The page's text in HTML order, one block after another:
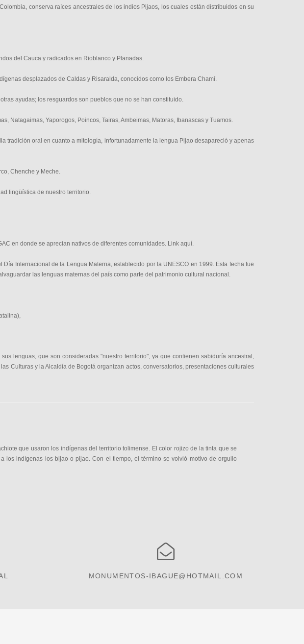
Colombia, conserva raíces ancestrales de los indios Pijaos, los cuales están distribuidos en su
del Cauca y radicados en Rioblanco y Planadas.
desplazados de Caldas y Risaralda, conocidos como los Embera Chamí.
ayudas; los resguardos son pueblos que no se han constituido.
Natagaimas, Yaporogos, Poincos, Tairas, Ambeimas, Matoras, Ibanascas y Tuamos.
tradición oral en cuanto a mitología, infortunadamente la lengua Pijao desapareció y apenas
Chenche y Meche.
lingüística de nuestro territorio.
en donde se aprecian nativos de diferentes comunidades. Link aquí.
Internacional de la Lengua Materna, establecido por la UNESCO en 1999. Esta fecha fue
las lenguas maternas del país como parte del patrimonio cultural nacional.
lenguas, que son consideradas "nuestro territorio", ya que contienen sabiduría ancestral,
Culturas y la Alcaldía de Bogotá organizan actos, conversatorios, presentaciones culturales
que usaron los indígenas del territorio tolimense. El color rojizo de la tinta que se
los indígenas los bijao o pijao. Con el tiempo, el término se volvió motivo de orgullo
MONUMENTOS-IBAGUE@HOTMAIL.COM